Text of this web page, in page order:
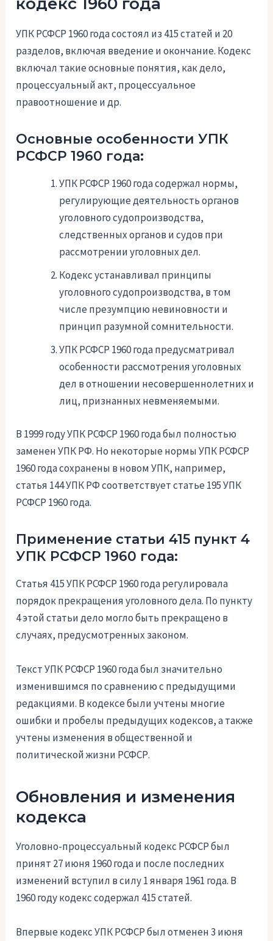
УПК РСФСР 1960 года состоял из 415 статей и 20
разделов, включая введение и окончание. Кодекс
включал такие основные понятия, как дело,
процессуальный акт, процессуальное
правоотношение и др.
Основные особенности УПК
РСФСР 1960 года:
УПК РСФСР 1960 года содержал нормы,
регулирующие деятельность органов
уголовного судопроизводства,
следственных органов и судов при
рассмотрении уголовных дел.
Кодекс устанавливал принципы
уголовного судопроизводства, в том
числе презумпцию невиновности и
принцип разумной сомнительности.
УПК РСФСР 1960 года предусматривал
особенности рассмотрения уголовных
дел в отношении несовершеннолетних и
лиц, признанных невменяемыми.
В 1999 году УПК РСФСР 1960 года был полностью
заменен УПК РФ. Но некоторые нормы УПК РСФСР
1960 года сохранены в новом УПК, например,
статья 144 УПК РФ соответствует статье 195 УПК
РСФСР 1960 года.
Применение статьи 415 пункт 4
УПК РСФСР 1960 года:
Статья 415 УПК РСФСР 1960 года регулировала
порядок прекращения уголовного дела. По пункту
4 этой статьи дело могло быть прекращено в
случаях, предусмотренных законом.
Текст УПК РСФСР 1960 года был значительно
изменившимся по сравнению с предыдущими
редакциями. В кодексе были учтены многие
ошибки и пробелы предыдущих кодексов, а также
учтены изменения в общественной и
политической жизни РСФСР.
Обновления и изменения
кодекса
Уголовно-процессуальный кодекс РСФСР был
принят 27 июня 1960 года и после последних
изменений вступил в силу 1 января 1961 года. В
1960 году кодекс содержал 415 статей.
Впервые кодекс УПК РСФСР был отменен 3 июня